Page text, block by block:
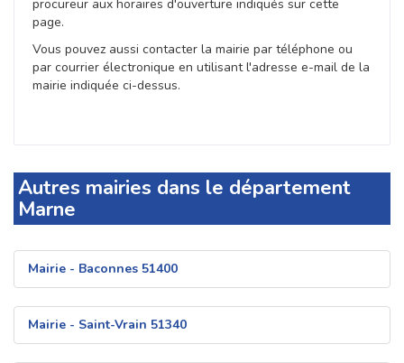
procureur aux horaires d'ouverture indiqués sur cette
page.
Vous pouvez aussi contacter la mairie par téléphone ou
par courrier électronique en utilisant l'adresse e-mail de la
mairie indiquée ci-dessus.
Autres mairies dans le département
Marne
Mairie - Baconnes 51400
Mairie - Saint-Vrain 51340